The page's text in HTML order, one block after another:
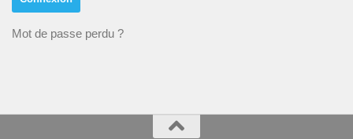
Mot de passe perdu ?